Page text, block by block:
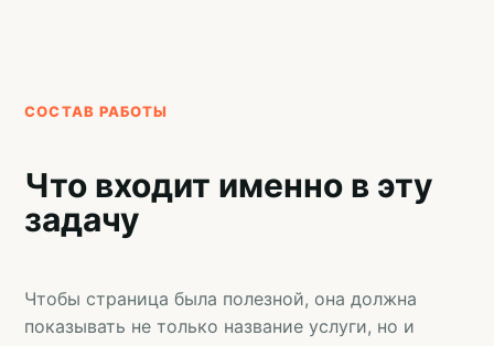
СОСТАВ РАБОТЫ
Что входит именно в эту
задачу
Чтобы страница была полезной, она должна
показывать не только название услуги, но и